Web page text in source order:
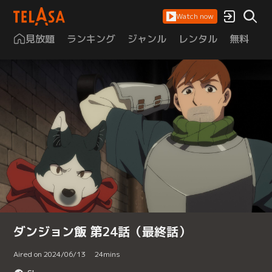
Watch now
見放題 ランキング ジャンル レンタル 無料
ダンジョン飯 第24話（最終話）
Aired on 2024/06/13 24mins